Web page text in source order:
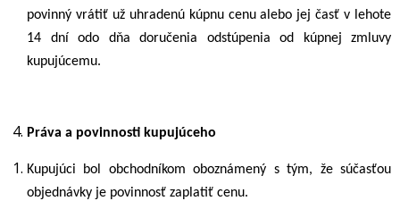
povinný vrátiť už uhradenú kúpnu cenu alebo jej časť v lehote
14 dní odo dňa doručenia odstúpenia od kúpnej zmluvy
kupujúcemu.
Práva a povinnosti kupujúceho
Kupujúci bol obchodníkom oboznámený s tým, že súčasťou
objednávky je povinnosť zaplatiť cenu.